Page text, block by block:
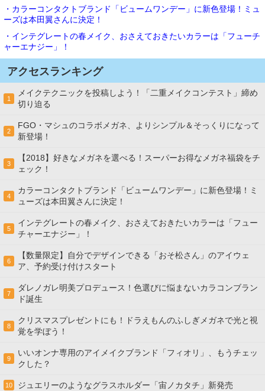
・カラーコンタクトブランド「ビュームワンデー」に新色登場！ミュ
ーズは本田翼さんに決定！
・インテグレートの春メイク、おさえておきたいカラーは「フューチ
ャーエナジー」！
アクセスランキング
1
メイクテクニックを投稿しよう！「二重メイクコンテスト」締め
切り迫る
2
FGO・マシュのコラボメガネ、よりシンプル＆そっくりになって
新登場！
3
【2018】好きなメガネを選べる！スーパーお得なメガネ福袋をチ
ェック！
4
カラーコンタクトブランド「ビュームワンデー」に新色登場！ミ
ューズは本田翼さんに決定！
5
インテグレートの春メイク、おさえておきたいカラーは「フュー
チャーエナジー」！
6
【数量限定】自分でデザインできる「おそ松さん」のアイウェ
ア、予約受け付けスタート
7
ダレノガレ明美プロデュース！色選びに悩まないカラコンブラン
ド誕生
8
クリスマスプレゼントにも！ドラえもんのふしぎメガネで光と視
覚を学ぼう！
9
いいオンナ専用のアイメイクブランド「フィオリ」、もうチェッ
クした？
10 ジュエリーのようなグラスホルダー「宙ノカタチ」新発売